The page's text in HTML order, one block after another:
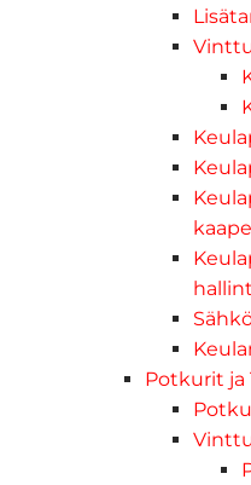
Potkurit ja